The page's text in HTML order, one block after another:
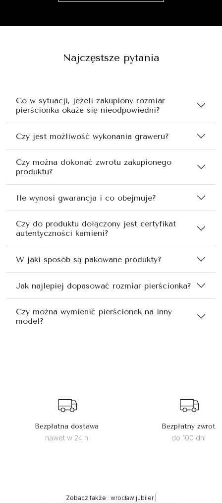
Najczęstsze pytania
Co w sytuacji, jeżeli zakupiony rozmiar
pierścionka okaże się nieodpowiedni?
Czy jest możliwość wykonania graweru?
Czy można dokonać zwrotu zakupionego
produktu?
Ile wynosi gwarancja i co obejmuje?
Czy do produktu dołączony jest certyfikat
autentyczności kamieni?
W jaki sposób są pakowane produkty?
Jak najlepiej dopasować rozmiar pierścionka?
Czy można wymienić pierścionek na inny
model?
Bezpłatna dostawa
nawet w 24 h
Bezpłatny zwrot
do 100 dni
Zobacz także : wrocław jubiler|